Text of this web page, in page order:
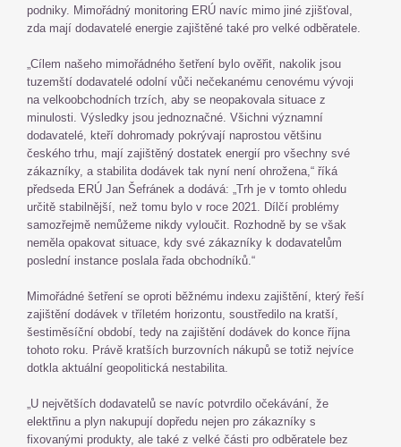
podniky. Mimořádný monitoring ERÚ navíc mimo jiné zjišťoval,
zda mají dodavatelé energie zajištěné také pro velké odběratele.
„Cílem našeho mimořádného šetření bylo ověřit, nakolik jsou
tuzemští dodavatelé odolní vůči nečekanému cenovému vývoji
na velkoobchodních trzích, aby se neopakovala situace z
minulosti. Výsledky jsou jednoznačné. Všichni významní
dodavatelé, kteří dohromady pokrývají naprostou většinu
českého trhu, mají zajištěný dostatek energií pro všechny své
zákazníky, a stabilita dodávek tak nyní není ohrožena,“ říká
předseda ERÚ Jan Šefránek a dodává: „Trh je v tomto ohledu
určitě stabilnější, než tomu bylo v roce 2021. Dílčí problémy
samozřejmě nemůžeme nikdy vyloučit. Rozhodně by se však
neměla opakovat situace, kdy své zákazníky k dodavatelům
poslední instance poslala řada obchodníků.“
Mimořádné šetření se oproti běžnému indexu zajištění, který řeší
zajištění dodávek v tříletém horizontu, soustředilo na kratší,
šestiměsíční období, tedy na zajištění dodávek do konce října
tohoto roku. Právě kratších burzovních nákupů se totiž nejvíce
dotkla aktuální geopolitická nestabilita.
„U největších dodavatelů se navíc potvrdilo očekávání, že
elektřinu a plyn nakupují dopředu nejen pro zákazníky s
fixovanými produkty, ale také z velké části pro odběratele bez